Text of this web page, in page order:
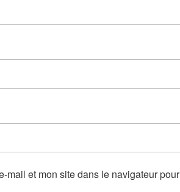
mail et mon site dans le navigateur pour